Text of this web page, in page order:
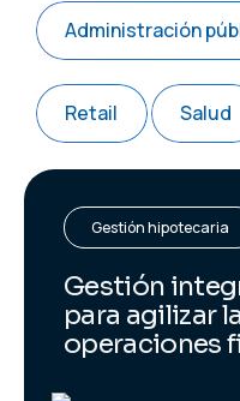
Administración
Retail Salud
Gestión hipotecaria
Gestión
para agilizar
operaciones